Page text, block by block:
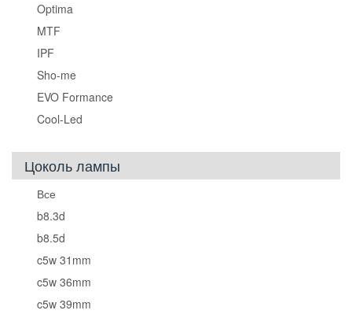
Optima
MTF
IPF
Sho-me
EVO Formance
Cool-Led
Цоколь лампы
Все
b8.3d
b8.5d
c5w 31mm
c5w 36mm
c5w 39mm